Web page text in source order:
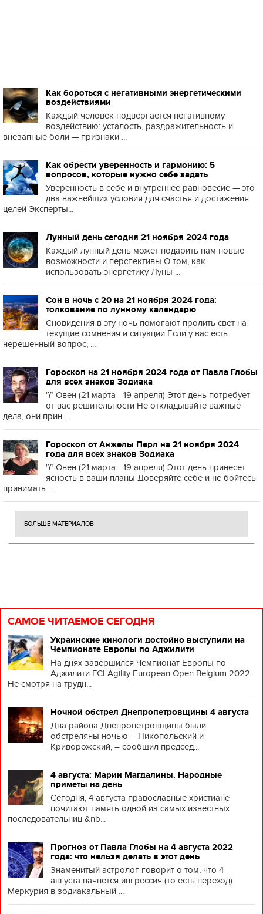
Как бороться с негативными энергетическими
воздействиями
Каждый человек подвергается негативному
воздействию: усталость, раздражительность и
внезапные боли — признаки ...
Как обрести уверенность и гармонию: 5
вопросов, которые нужно себе задать
Уверенность в себе и внутреннее равновесие — это
два важнейших условия для счастья и достижения
целей Эксперты...
Лунный день сегодня 21 ноября 2024 года
Каждый лунный день может подарить нам новые
возможности и перспективы О том, как
использовать энергетику Луны ...
Сон в ночь с 20 на 21 ноября 2024 года:
толкование по лунному календарю
Сновидения в эту ночь помогают пролить свет на
текущие сомнения и ситуации Если у вас есть
нерешённый вопрос, ...
Гороскоп на 21 ноября 2024 года от Павла Глобы
для всех знаков Зодиака
♈️ Овен (21 марта - 19 апреля) Этот день потребует
от вас решительности Не откладывайте важные
дела, они прин...
Гороскоп от Анжелы Перл на 21 ноября 2024
года для всех знаков Зодиака
♈️ Овен (21 марта - 19 апреля) Этот день принесет
ясность в ваши планы Доверяйте себе и не бойтесь
принимать ...
БОЛЬШЕ МАТЕРИАЛОВ
САМОЕ ЧИТАЕМОЕ СЕГОДНЯ
Украинские кинологи достойно выступили на
Чемпионате Европы по Аджилити
На днях завершился Чемпионат Европы по
Аджилити FCI Agility European Open Belgium 2022
Не смотря на трудн...
Ночной обстрел Днепропетровщины 4 августа
Два района Днепропетровщины были
обстреляны ночью – Никопольский и
Криворожский, – сообщил председ...
4 августа: Марии Магдалины. Народные
приметы на день
Сегодня, 4 августа православные христиане
почитают память одной из самых известных
последовательниц &nb...
Прогноз от Павла Глобы на 4 августа 2022
года: что нельзя делать в этот день
Знаменитый астролог говорит о том, что 4
августа начнется ингрессия (то есть переход)
Меркурия в зодиакальный ...